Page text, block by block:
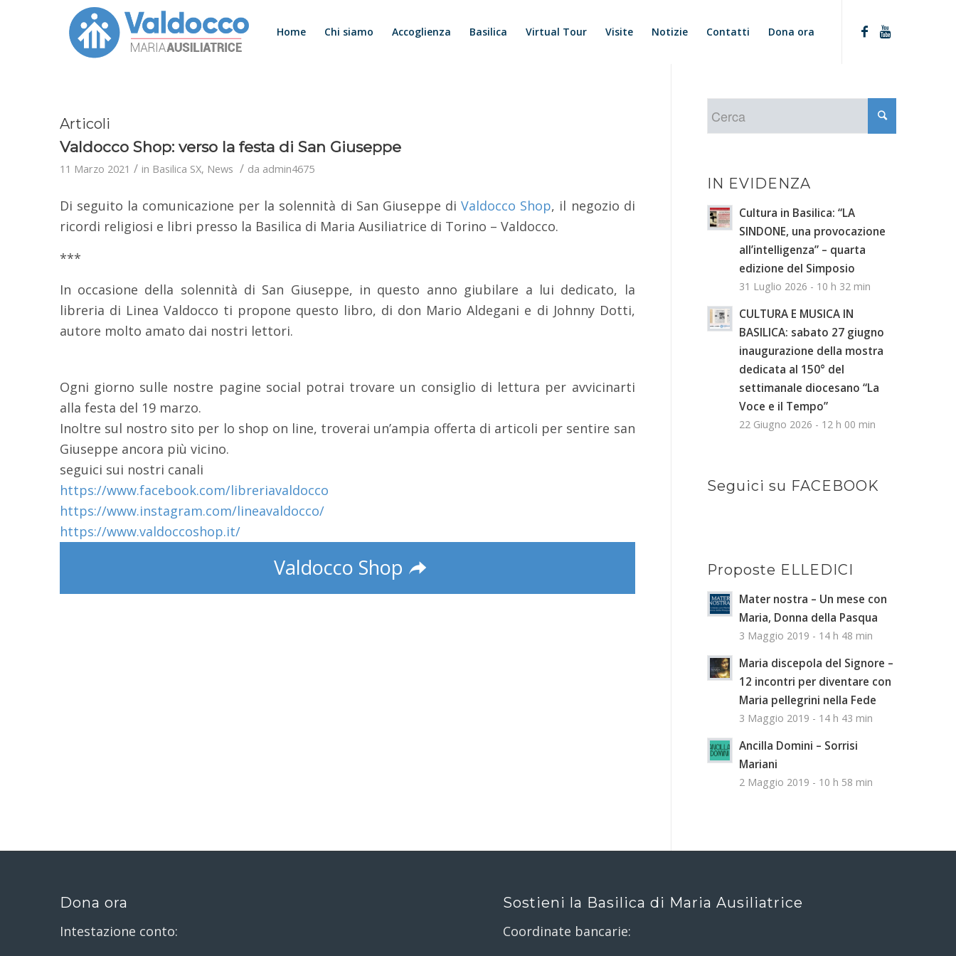
Home Chi siamo Accoglienza Basilica Virtual Tour Visite Notizie Contatti Dona ora
Articoli
Valdocco Shop: verso la festa di San Giuseppe
11 Marzo 2021 / in Basilica SX, News / da admin4675
Di seguito la comunicazione per la solennità di San Giuseppe diValdocco Shop, il negozio di
ricordi religiosi e libri presso la Basilica di Maria Ausiliatrice di Torino – Valdocco.
***
In occasione della solennità di San Giuseppe, in questo anno giubilare a lui dedicato, la
libreria di Linea Valdocco ti propone questo libro, di don Mario Aldegani e di Johnny Dotti,
autore molto amato dai nostri lettori.
Ogni giorno sulle nostre pagine social potrai trovare un consiglio di lettura per avvicinarti
alla festa del 19 marzo.
Inoltre sul nostro sito per lo shop on line, troverai un’ampia offerta di articoli per sentire san
Giuseppe ancora più vicino.
seguici sui nostri canali
https://www.facebook.com/libreriavaldocco
https://www.instagram.com/lineavaldocco/
https://www.valdoccoshop.it/
Valdocco Shop
IN EVIDENZA
Cultura in Basilica: “LA
SINDONE, una provocazione
all’intelligenza” – quarta
edizione del Simposio
31 Luglio 2026 - 10 h 32 min
CULTURA E MUSICA IN
BASILICA: sabato 27 giugno
inaugurazione della mostra
dedicata al 150° del
settimanale diocesano “La
Voce e il Tempo”
22 Giugno 2026 - 12 h 00 min
Seguici su FACEBOOK
Proposte ELLEDICI
Mater nostra – Un mese con
Maria, Donna della Pasqua
3 Maggio 2019 - 14 h 48 min
Maria discepola del Signore –
12 incontri per diventare con
Maria pellegrini nella Fede
3 Maggio 2019 - 14 h 43 min
Ancilla Domini – Sorrisi
Mariani
2 Maggio 2019 - 10 h 58 min
Dona ora
Intestazione conto:
Sostieni la Basilica di Maria Ausiliatrice
Coordinate bancarie: